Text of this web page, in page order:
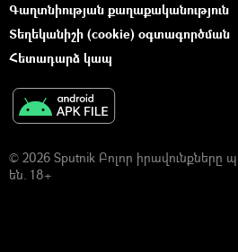
Գաղտնիության քաղաքականություն
Տեղեկանիշի (cookie) օգտագործման
Հետադարձ կապ
© 2026 Sputnik Բոլոր
են. 18+